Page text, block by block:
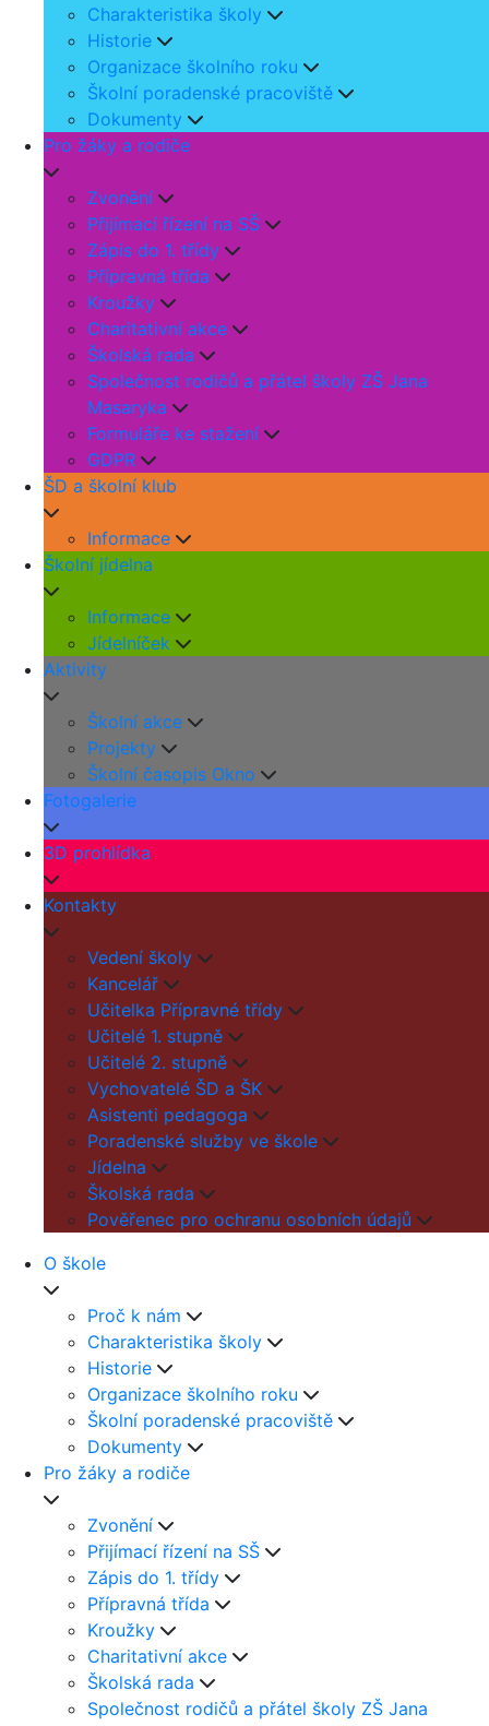
Charakteristika školy
Historie
Organizace školního roku
Školní poradenské pracoviště
Dokumenty
Pro žáky a rodiče
Zvonění
Přijímací řízení na SŠ
Zápis do 1. třídy
Přípravná třída
Kroužky
Charitativní akce
Školská rada
Společnost rodičů a přátel školy ZŠ Jana
Masaryka
Formuláře ke stažení
GDPR
ŠD a školní klub
Informace
Školní jídelna
Informace
Jídelníček
Aktivity
Školní akce
Projekty
Školní časopis Okno
Fotogalerie
3D prohlídka
Kontakty
Vedení školy
Kancelář
Učitelka Přípravné třídy
Učitelé 1. stupně
Učitelé 2. stupně
Vychovatelé ŠD a ŠK
Asistenti pedagoga
Poradenské služby ve škole
Jídelna
Školská rada
Pověřenec pro ochranu osobních údajů
O škole
Proč k nám
Charakteristika školy
Historie
Organizace školního roku
Školní poradenské pracoviště
Dokumenty
Pro žáky a rodiče
Zvonění
Přijímací řízení na SŠ
Zápis do 1. třídy
Přípravná třída
Kroužky
Charitativní akce
Školská rada
Společnost rodičů a přátel školy ZŠ Jana